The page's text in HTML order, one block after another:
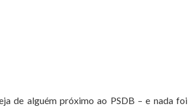
de alguém próximo ao PSDB – e nada foi